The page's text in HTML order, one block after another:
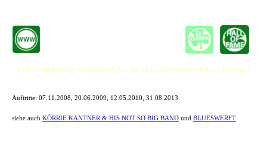
+ Für die Richtigkeit und Vollständigkeit der Links übernehmen wir keine Haftung +
Auftritte: 07.11.2008, 20.06.2009, 12.05.2010, 31.08.2013
siehe auch KÖRRIE KANTNER & HIS NOT SO BIG BAND und BLUESWERFT